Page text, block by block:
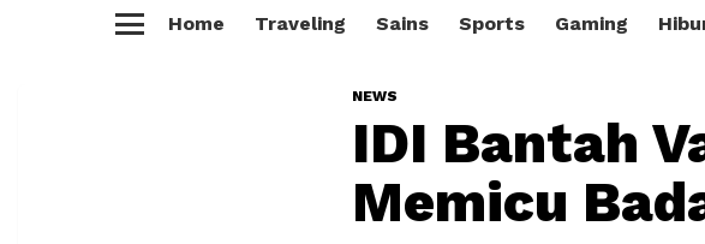
Home Traveling Sains Sports Gaming
NEWS
IDI Bantah
Memicu